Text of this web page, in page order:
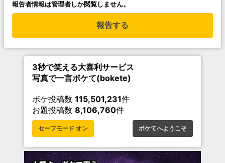
報告者情報は管理者しか閲覧しません。
報告する
3秒で笑える大喜利サービス
写真で一言ボケて(bokete)
ボケ投稿数 115,501,231件
お題投稿数 8,106,760件
セーフモード オン ボケてへようこそ